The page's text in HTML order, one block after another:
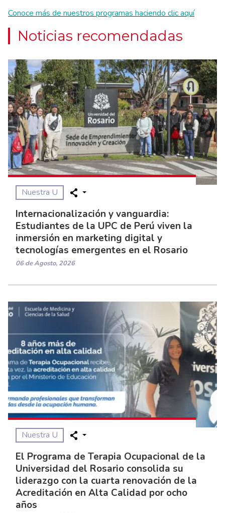
Conoce más de nuestros programas haciendo clic aquí
Noticias recomendadas
Nuestra U
Internacionalización y vanguardia:
Estudiantes de la UPC de Perú viven la
inmersión en marketing digital y
tecnologías emergentes en el Rosario
06 de Agosto, 2026
Nuestra U
El Programa de Terapia Ocupacional de la
Universidad del Rosario consolida su
liderazgo con la cuarta renovación de la
Acreditación en Alta Calidad por ocho
años